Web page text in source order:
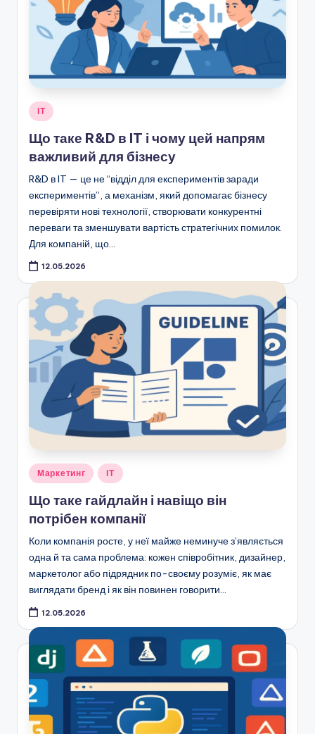
Опубліковано
ІТ
Що таке R&D в IT і чому цей напрям
важливий для бізнесу
R&D в IT — це не “відділ для експериментів заради
експериментів”, а механізм, який допомагає бізнесу
перевіряти нові технології, створювати конкурентні
переваги та зменшувати вартість стратегічних помилок.
Для компаній, що…
12.05.2026
Опубліковано
Маркетинг ІТ
Що таке гайдлайн і навіщо він
потрібен компанії
Коли компанія росте, у неї майже неминуче з’являється
одна й та сама проблема: кожен співробітник, дизайнер,
маркетолог або підрядник по-своєму розуміє, як має
виглядати бренд і як він повинен говорити…
12.05.2026